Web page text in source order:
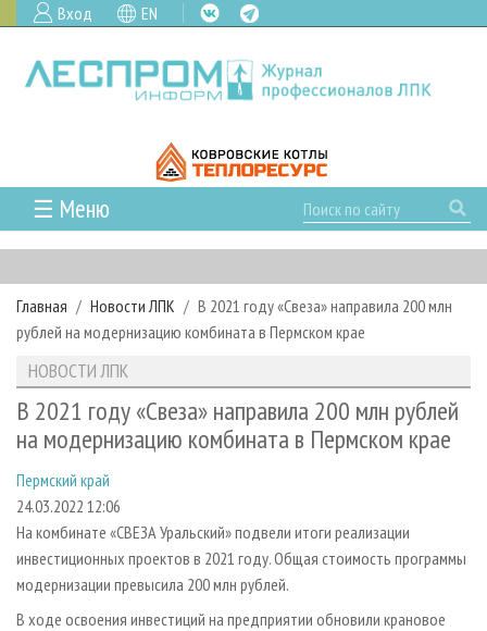
Вход EN
☰ Меню
ГЛАВНАЯ
РУБРИКИ И ТЕМЫ
РУБРИКИ ЖУРНАЛА
ЛЕСОЗАГОТОВКА
ЛЕСОПИЛЕНИЕ
СУШКА ДРЕВЕСИНЫ
ПРОИЗВОДСТВО ДРЕВЕСНЫХ ПЛИТ
ДЕРЕВЯННОЕ ДОМОСТРОЕНИЕ
ПРОИЗВОДСТВО МЕБЕЛИ
НОВОСТИ
НОВОСТИ ЛПК
НОВОСТИ ЖУРНАЛА
ПРОЕКТЫ ЛПИ
АНАЛИТИКА
ПРЕДПРИЯТИЯ ЛПК
ПЕРСОНЫ
МОБИЛЬНЫЕ ВЫСТАВКИ
ОФИЦИАЛЬНЫЕ ДЕЛЕГАЦИИ
ПРИОРИТЕТНЫЕ ИНВЕСТПРОЕКТЫ
АРХИВ
АРХИВ ЖУРНАЛОВ
О ЖУРНАЛЕ
ПОДПИСКА
КОНТАКТЫ
РЕКЛАМОДАТЕЛЯМ
РЕКЛАМА
РЕКЛАМА НА САЙТЕ
Главная Новости ЛПК
В 2021 году «Свеза» направила 200 млн
рублей на модернизацию комбината в Пермском крае
НОВОСТИ ЛПК
В 2021 году «Свеза» направила 200 млн рублей
на модернизацию комбината в Пермском крае
Пермский край
24.03.2022 12:06
На комбинате «СВЕЗА Уральский» подвели итоги реализации
инвестиционных проектов в 2021 году. Общая стоимость программы
модернизации превысила 200 млн рублей.
В ходе освоения инвестиций на предприятии обновили крановое